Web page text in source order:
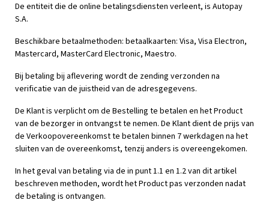
De entiteit die de online betalingsdiensten verleent, is Autopay
S.A.
Beschikbare betaalmethoden: betaalkaarten: Visa, Visa Electron,
Mastercard, MasterCard Electronic, Maestro.
Bij betaling bij aflevering wordt de zending verzonden na
verificatie van de juistheid van de adresgegevens.
De Klant is verplicht om de Bestelling te betalen en het Product
van de bezorger in ontvangst te nemen. De Klant dient de prijs van
de Verkoopovereenkomst te betalen binnen 7 werkdagen na het
sluiten van de overeenkomst, tenzij anders is overeengekomen.
In het geval van betaling via de in punt 1.1 en 1.2 van dit artikel
beschreven methoden, wordt het Product pas verzonden nadat
de betaling is ontvangen.